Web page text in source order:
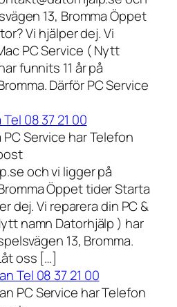
13, Bromma Öppet
Vi hjälper dej. Vi
PC Service ( Nytt
funnits 11 år på
Därför PC Service
08 37 21 00
Service har Telefon
och vi ligger på
Öppet tider Starta
dej. Vi reparera din PC &
namn Datorhjälp ) har
13, Bromma.
oss […]
Tel 08 37 21 00
PC Service har Telefon